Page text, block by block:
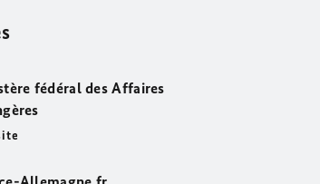
fédéral des Affaires